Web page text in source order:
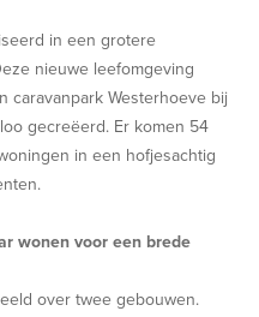
in een grotere
nieuwe leefomgeving
caravanpark Westerhoeve bij
gecreëerd. Er komen 54
in een hofjesachtig
wonen voor een brede
over twee gebouwen.